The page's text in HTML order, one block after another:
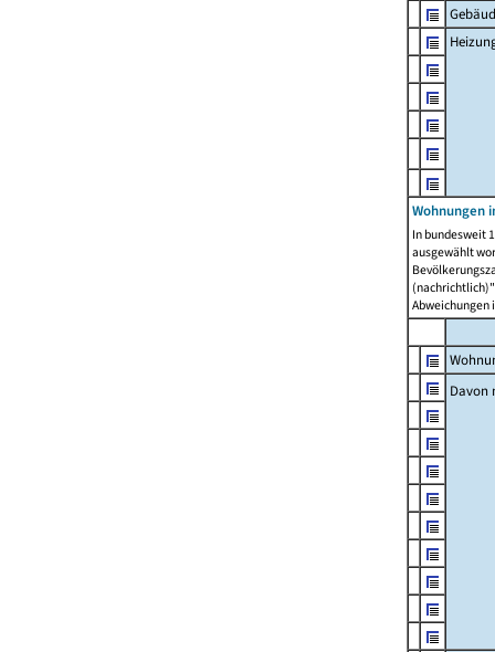
Wohnungen
In bundesweit
ausgewählt
Abweichungen
Davon